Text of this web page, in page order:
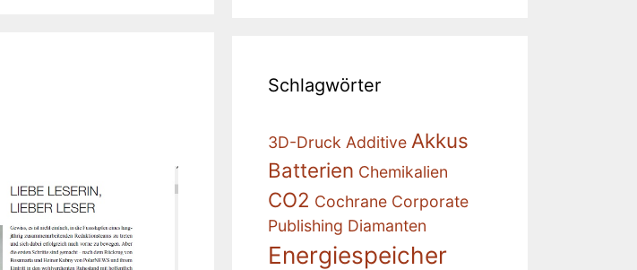
Schlagwörter
3D-Druck Additive Akkus
Batterien Chemikalien
CO2 Cochrane Corporate
Publishing Diamanten
Energiespeicher